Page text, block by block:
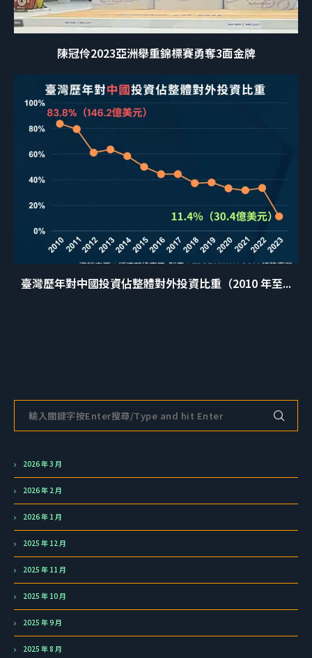
陳冠伶2023亞洲舉重錦標賽勇奪3面金牌
臺灣歷年對中國投資佔整體對外投資比重（2010 年至...
2026 年 3 月
2026 年 2 月
2026 年 1 月
2025 年 12 月
2025 年 11 月
2025 年 10 月
2025 年 9 月
2025 年 8 月